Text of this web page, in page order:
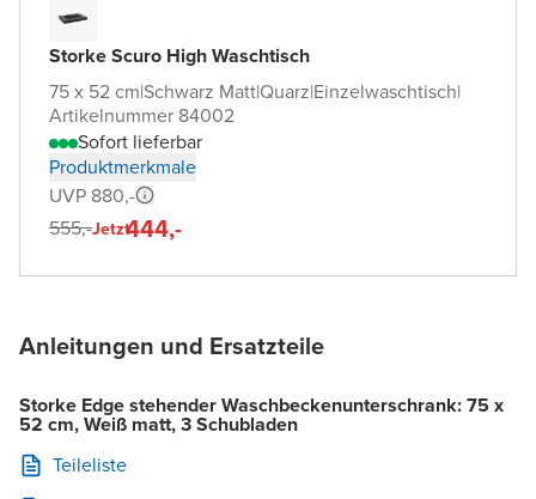
Storke Scuro High Waschtisch
75 x 52 cm|Schwarz Matt|Quarz|Einzelwaschtisch|
Artikelnummer 84002
Sofort lieferbar
Produktmerkmale
UVP 880,-
555,-Jetzt444,-
Anleitungen und Ersatzteile
Storke Edge stehender Waschbeckenunterschrank: 75 x
52 cm, Weiß matt, 3 Schubladen
Teileliste